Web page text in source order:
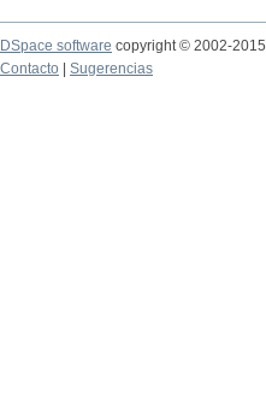
DSpace software copyright © 2002-2015
Contacto
Sugerencias